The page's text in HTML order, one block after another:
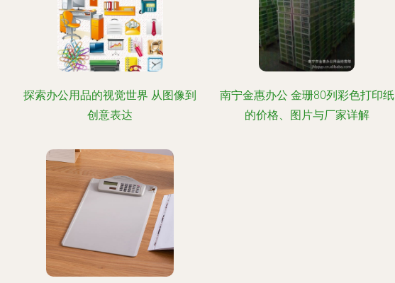
探索办公用品的视觉世界 从图像到
创意表达
南宁金惠办公 金珊80列彩色打印纸
的价格、图片与厂家详解